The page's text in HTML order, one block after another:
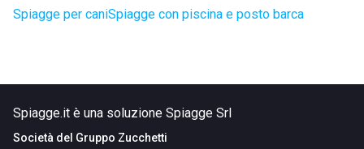
Spiagge per caniSpiagge con piscina e posto barca
Spiagge.it è una soluzione Spiagge Srl
Società del Gruppo Zucchetti